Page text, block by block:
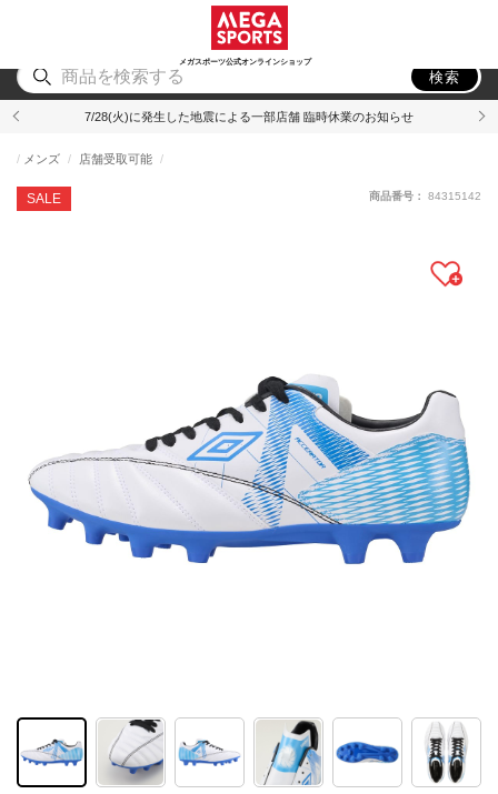
メガスポーツ公式オンラインショップ
アウトドア
検索
7/28(火)に発生した地震による一部店舗 臨時休業のお知らせ
SALE
メンズ 店舗受取可能
商品番号： 84315142